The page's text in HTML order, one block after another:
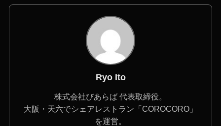
Ryo Ito
株式会社びあらば 代表取締役。
大阪・天六でシェアレストラン「COROCORO」
を運営。